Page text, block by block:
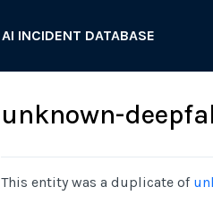
AI INCIDENT DATABASE
unknown-
This entity was a duplicate of